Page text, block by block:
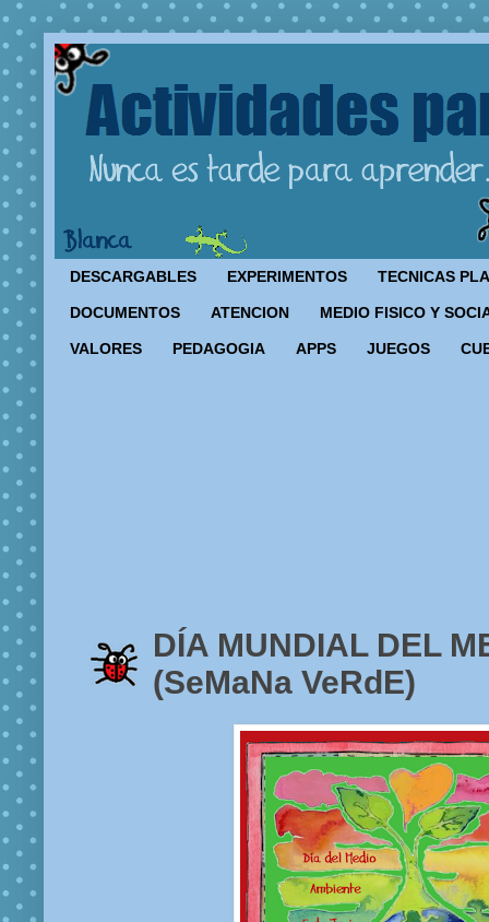
DESCARGABLES EXPERIMENTOS TECNICAS
DOCUMENTOS ATENCION MEDIO FISICO Y
VALORES PEDAGOGIA APPS JUEGOS
DÍA MUNDIAL DEL
(SeMaNa VeRdE)